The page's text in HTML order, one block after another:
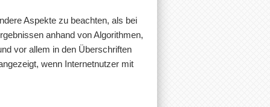
Aspekte zu beachten, als bei
anhand von Algorithmen,
vor allem in den Überschriften
wenn Internetnutzer mit